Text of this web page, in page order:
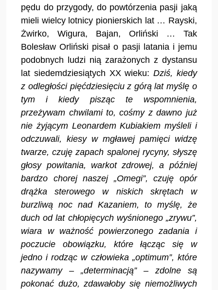
pędu do przygody, do powtórzenia pasji jaką
mieli wielcy lotnicy pionierskich lat … Rayski,
Żwirko, Wigura, Bajan, Orliński … Tak
Bolesław Orliński pisał o pasji latania i jemu
podobnych ludzi nią zarażonych z dystansu
lat siedemdziesiątych XX wieku: Dziś, kiedy
z odległości pięćdziesięciu z górą lat myślę o
tym i kiedy pisząc te wspomnienia,
przeżywam chwilami to, cośmy z dawno już
nie żyjącym Leonardem Kubiakiem myśleli i
odczuwali, kiesy w mgławej pamięci widzę
twarze, czuję zapach spalonej rycyny, słyszę
głosy powitania, warkot zdrowej, a później
bardzo chorej naszej „Omegi”, czuję opór
drążka sterowego w niskich skrętach w
burzliwą noc nad Kazaniem, to myślę, że
duch od lat chłopięcych wyśnionego „zrywu”,
wiara w ważność powierzonego zadania i
poczucie obowiązku, które łącząc się w
jedno i rodząc w człowieka „optimum”, które
nazywamy – „determinacją” – zdolne są
pokonać dużo, zdawałoby się niemożliwych